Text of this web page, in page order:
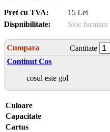
Pret cu TVA:
15 Lei
Dispnibilitate:
Stoc furnizor
Cumpara
Cantitate
Continut Cos
cosul este gol
Culoare
Capacitate
Cartus